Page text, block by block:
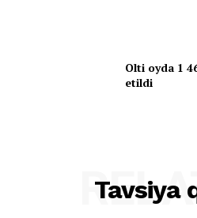
Olti oyda 1
etildi
Tavsiya